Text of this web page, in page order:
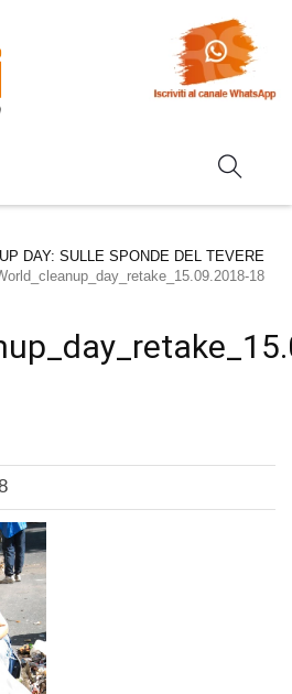
DAY: SULLE SPONDE DEL TEVERE
18